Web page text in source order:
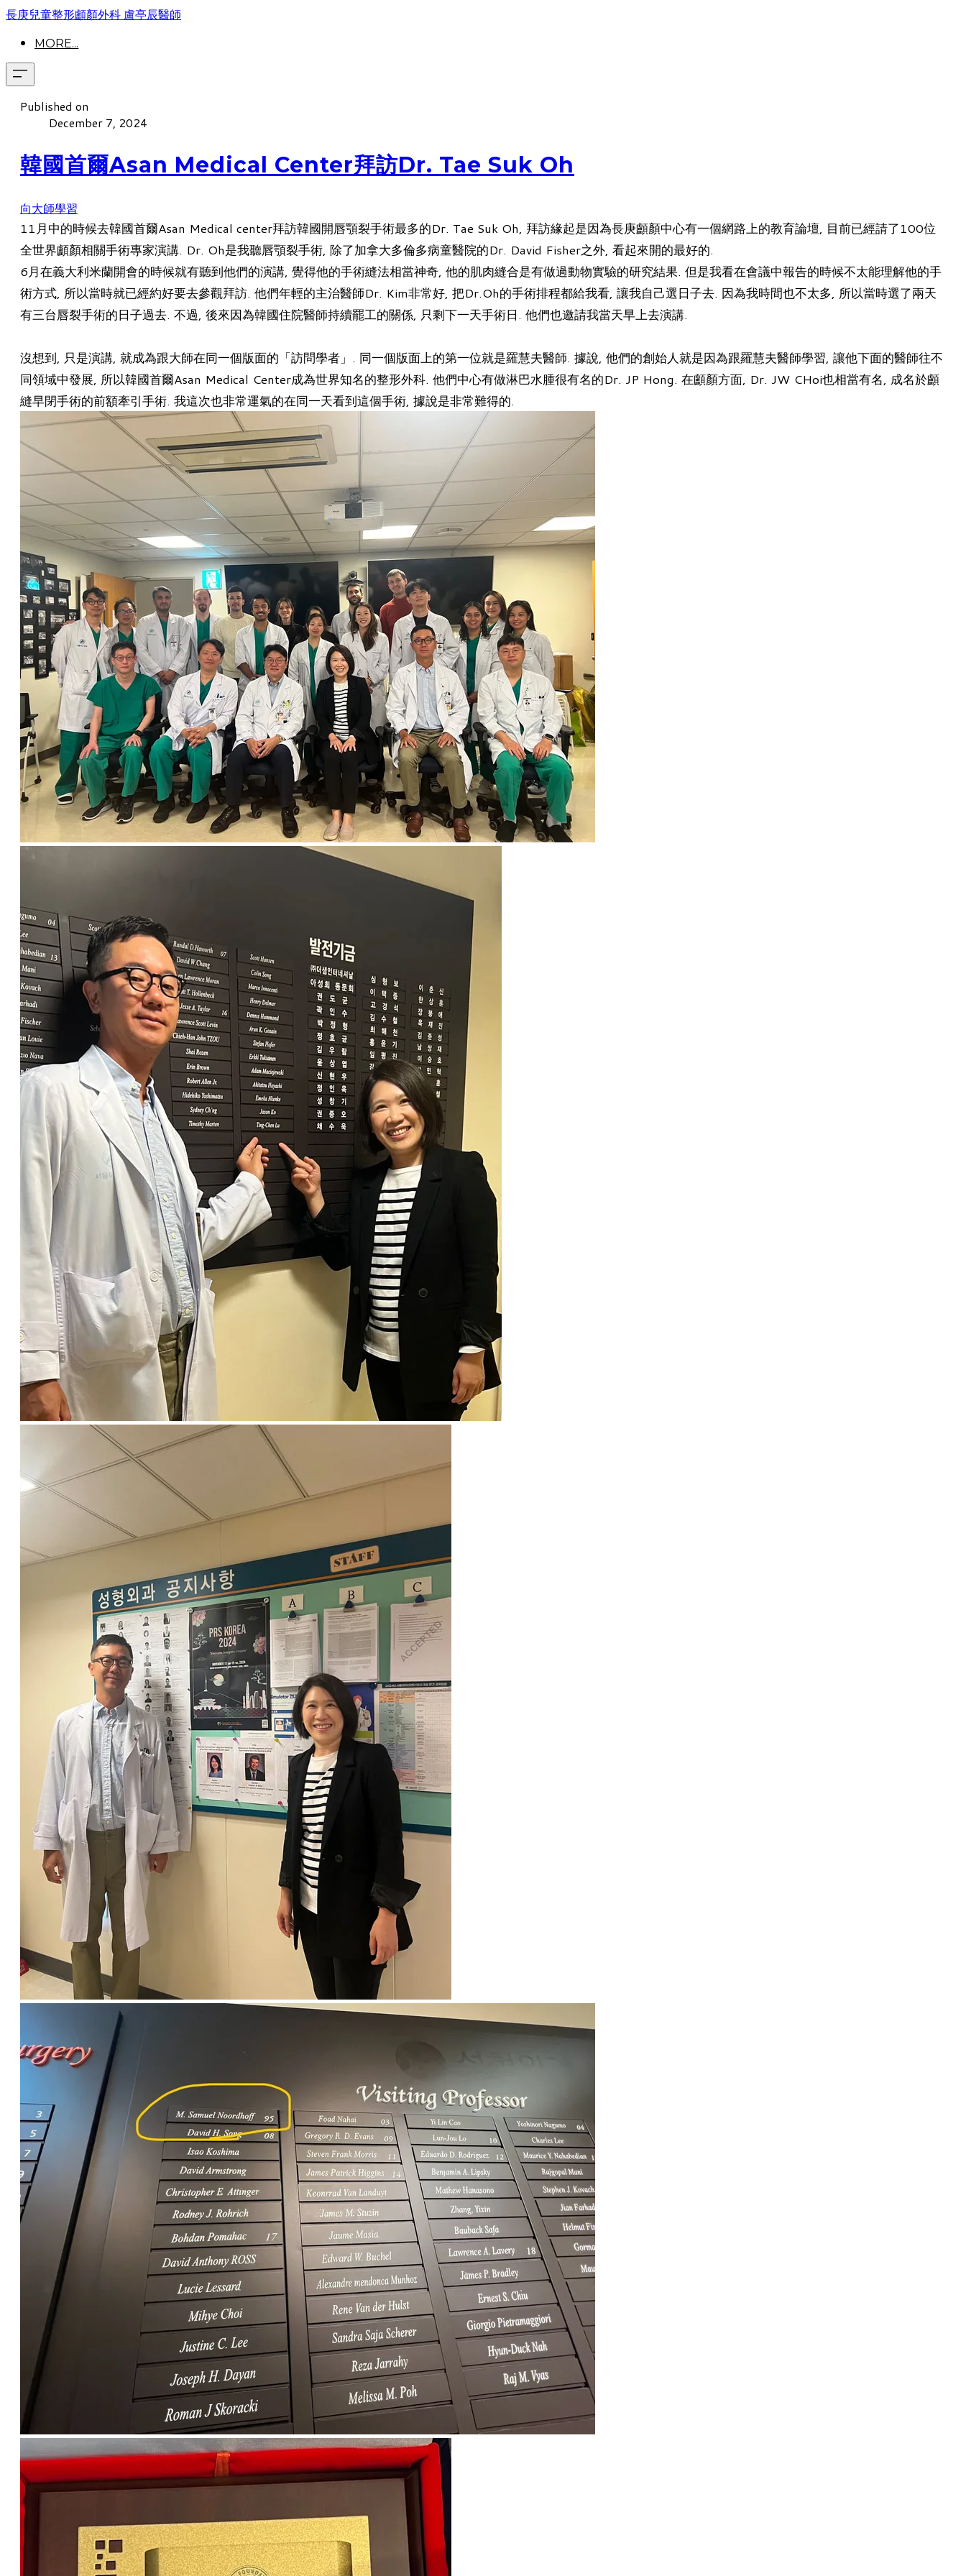
長庚兒童整形顱顏外科 盧亭辰醫師
MORE...
Published on
December 7, 2024
韓國首爾Asan Medical Center拜訪Dr. Tae Suk Oh
向大師學習
11月中的時候去韓國首爾Asan Medical center拜訪韓國開唇顎裂手術最多的Dr. Tae Suk Oh, 拜訪緣起是因為長庚顱顏中心有一個網路上的教育論壇, 目前已經請了100位
全世界顱顏相關手術專家演講. Dr. Oh是我聽唇顎裂手術, 除了加拿大多倫多病童醫院的Dr. David Fisher之外, 看起來開的最好的.
6月在義大利米蘭開會的時候就有聽到他們的演講, 覺得他的手術縫法相當神奇, 他的肌肉縫合是有做過動物實驗的研究結果. 但是我看在會議中報告的時候不太能理解他的手
術方式, 所以當時就已經約好要去參觀拜訪. 他們年輕的主治醫師Dr. Kim非常好, 把Dr.Oh的手術排程都給我看, 讓我自己選日子去. 因為我時間也不太多, 所以當時選了兩天
有三台唇裂手術的日子過去. 不過, 後來因為韓國住院醫師持續罷工的關係, 只剩下一天手術日. 他們也邀請我當天早上去演講.
沒想到, 只是演講, 就成為跟大師在同一個版面的「訪問學者」. 同一個版面上的第一位就是羅慧夫醫師. 據說, 他們的創始人就是因為跟羅慧夫醫師學習, 讓他下面的醫師往不
同領域中發展, 所以韓國首爾Asan Medical Center成為世界知名的整形外科. 他們中心有做淋巴水腫很有名的Dr. JP Hong. 在顱顏方面, Dr. JW CHoi也相當有名, 成名於顱
縫早閉手術的前額牽引手術. 我這次也非常運氣的在同一天看到這個手術, 據說是非常難得的.